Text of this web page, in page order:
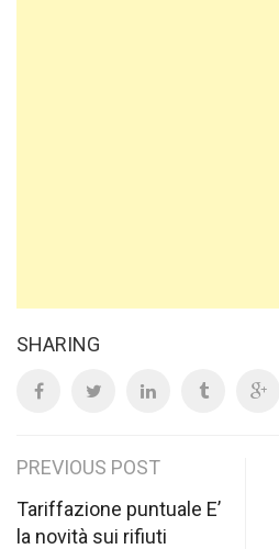
SHARING
Post
navigation
PREVIOUS POST
Tariffazione puntuale E’
la novità sui rifiuti